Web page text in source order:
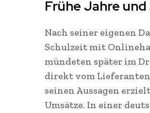
Frühe Jahre
Nach seiner eigenen
Schulzeit mit
mündeten später im
direkt vom
seinen Aussagen
Umsätze. In einer